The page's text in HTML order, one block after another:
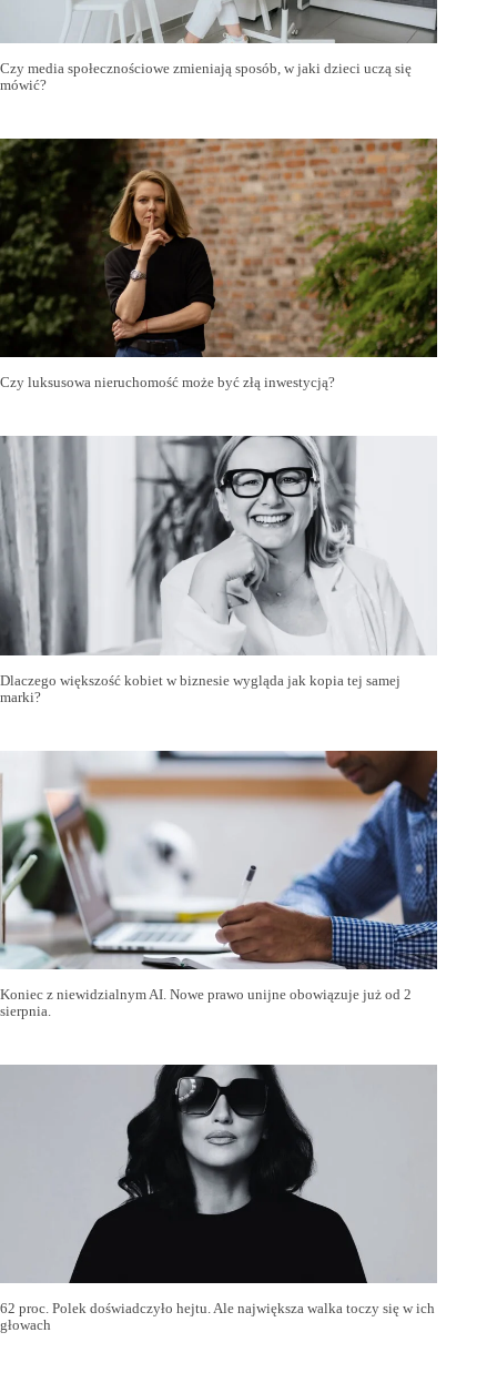
Czy media społecznościowe zmieniają sposób, w jaki dzieci uczą się
mówić?
Czy luksusowa nieruchomość może być złą inwestycją?
Dlaczego większość kobiet w biznesie wygląda jak kopia tej samej
marki?
Koniec z niewidzialnym AI. Nowe prawo unijne obowiązuje już od 2
sierpnia.
62 proc. Polek doświadczyło hejtu. Ale największa walka toczy się w ich
głowach